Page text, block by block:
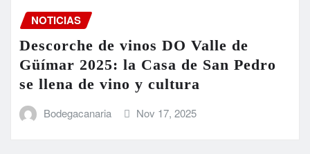
NOTICIAS
Descorche de vinos DO Valle de
Güímar 2025: la Casa de San Pedro
se llena de vino y cultura
Bodegacanaria Nov 17, 2025